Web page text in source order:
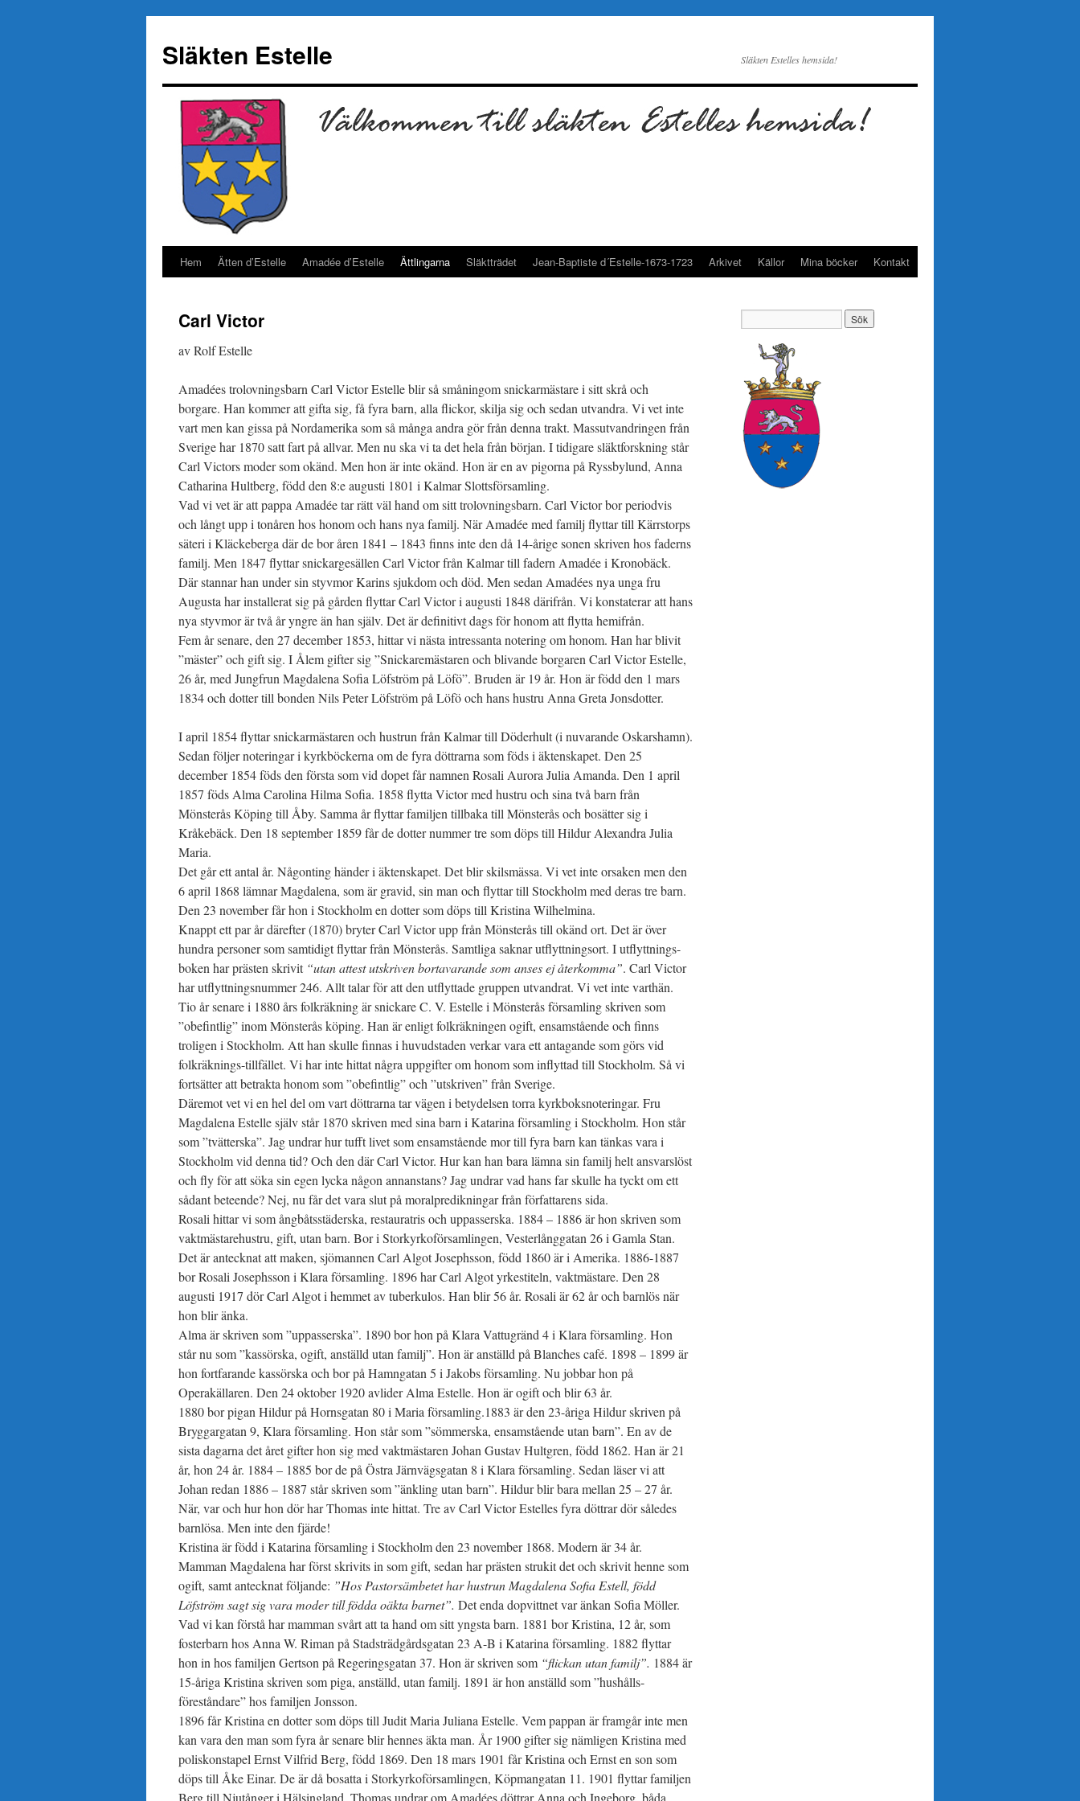
innehåll
Släkten Estelle Släkten Estelles hemsida!
Hem Ätten d’Estelle Amadée d’Estelle Ättlingarna Släktträdet Jean-Baptiste d´Estelle-1673-1723 Arkivet Källor Mina böcker Kontakt
Carl Victor
av Rolf Estelle
Amadées trolovningsbarn Carl Victor Estelle blir så småningom snickarmästare i sitt skrå och
borgare. Han kommer att gifta sig, få fyra barn, alla flickor, skilja sig och sedan utvandra. Vi vet inte
vart men kan gissa på Nordamerika som så många andra gör från denna trakt. Massutvandringen från
Sverige har 1870 satt fart på allvar. Men nu ska vi ta det hela från början. I tidigare släktforskning står
Carl Victors moder som okänd. Men hon är inte okänd. Hon är en av pigorna på Ryssbylund, Anna
Catharina Hultberg, född den 8:e augusti 1801 i Kalmar Slottsförsamling.
Vad vi vet är att pappa Amadée tar rätt väl hand om sitt trolovningsbarn. Carl Victor bor periodvis
och långt upp i tonåren hos honom och hans nya familj. När Amadée med familj flyttar till Kärrstorps
säteri i Kläckeberga där de bor åren 1841 – 1843 finns inte den då 14-årige sonen skriven hos faderns
familj. Men 1847 flyttar snickargesällen Carl Victor från Kalmar till fadern Amadée i Kronobäck.
Där stannar han under sin styvmor Karins sjukdom och död. Men sedan Amadées nya unga fru
Augusta har installerat sig på gården flyttar Carl Victor i augusti 1848 därifrån. Vi konstaterar att hans
nya styvmor är två år yngre än han själv. Det är definitivt dags för honom att flytta hemifrån.
Fem år senare, den 27 december 1853, hittar vi nästa intressanta notering om honom. Han har blivit
”mäster” och gift sig. I Ålem gifter sig ”Snickaremästaren och blivande borgaren Carl Victor Estelle,
26 år, med Jungfrun Magdalena Sofia Löfström på Löfö”. Bruden är 19 år. Hon är född den 1 mars
1834 och dotter till bonden Nils Peter Löfström på Löfö och hans hustru Anna Greta Jonsdotter.
I april 1854 flyttar snickarmästaren och hustrun från Kalmar till Döderhult (i nuvarande Oskarshamn).
Sedan följer noteringar i kyrkböckerna om de fyra döttrarna som föds i äktenskapet. Den 25
december 1854 föds den första som vid dopet får namnen Rosali Aurora Julia Amanda. Den 1 april
1857 föds Alma Carolina Hilma Sofia. 1858 flytta Victor med hustru och sina två barn från
Mönsterås Köping till Åby. Samma år flyttar familjen tillbaka till Mönsterås och bosätter sig i
Kråkebäck. Den 18 september 1859 får de dotter nummer tre som döps till Hildur Alexandra Julia
Maria.
Det går ett antal år. Någonting händer i äktenskapet. Det blir skilsmässa. Vi vet inte orsaken men den
6 april 1868 lämnar Magdalena, som är gravid, sin man och flyttar till Stockholm med deras tre barn.
Den 23 november får hon i Stockholm en dotter som döps till Kristina Wilhelmina.
Knappt ett par år därefter (1870) bryter Carl Victor upp från Mönsterås till okänd ort. Det är över
hundra personer som samtidigt flyttar från Mönsterås. Samtliga saknar utflyttningsort. I utflyttnings-
boken har prästen skrivit “utan attest utskriven bortavarande som anses ej återkomma”. Carl Victor
har utflyttningsnummer 246. Allt talar för att den utflyttade gruppen utvandrat. Vi vet inte varthän.
Tio år senare i 1880 års folkräkning är snickare C. V. Estelle i Mönsterås församling skriven som
”obefintlig” inom Mönsterås köping. Han är enligt folkräkningen ogift, ensamstående och finns
troligen i Stockholm. Att han skulle finnas i huvudstaden verkar vara ett antagande som görs vid
folkräknings-tillfället. Vi har inte hittat några uppgifter om honom som inflyttad till Stockholm. Så vi
fortsätter att betrakta honom som ”obefintlig” och ”utskriven” från Sverige.
Däremot vet vi en hel del om vart döttrarna tar vägen i betydelsen torra kyrkboksnoteringar. Fru
Magdalena Estelle själv står 1870 skriven med sina barn i Katarina församling i Stockholm. Hon står
som ”tvätterska”. Jag undrar hur tufft livet som ensamstående mor till fyra barn kan tänkas vara i
Stockholm vid denna tid? Och den där Carl Victor. Hur kan han bara lämna sin familj helt ansvarslöst
och fly för att söka sin egen lycka någon annanstans? Jag undrar vad hans far skulle ha tyckt om ett
sådant beteende? Nej, nu får det vara slut på moralpredikningar från författarens sida.
Rosali hittar vi som ångbåtsstäderska, restauratris och uppasserska. 1884 – 1886 är hon skriven som
vaktmästarehustru, gift, utan barn. Bor i Storkyrkoförsamlingen, Vesterlånggatan 26 i Gamla Stan.
Det är antecknat att maken, sjömannen Carl Algot Josephsson, född 1860 är i Amerika. 1886-1887
bor Rosali Josephsson i Klara församling. 1896 har Carl Algot yrkestiteln, vaktmästare. Den 28
augusti 1917 dör Carl Algot i hemmet av tuberkulos. Han blir 56 år. Rosali är 62 år och barnlös när
hon blir änka.
Alma är skriven som ”uppasserska”. 1890 bor hon på Klara Vattugränd 4 i Klara församling. Hon
står nu som ”kassörska, ogift, anställd utan familj”. Hon är anställd på Blanches café. 1898 – 1899 är
hon fortfarande kassörska och bor på Hamngatan 5 i Jakobs församling. Nu jobbar hon på
Operakällaren. Den 24 oktober 1920 avlider Alma Estelle. Hon är ogift och blir 63 år.
1880 bor pigan Hildur på Hornsgatan 80 i Maria församling.1883 är den 23-åriga Hildur skriven på
Bryggargatan 9, Klara församling. Hon står som ”sömmerska, ensamstående utan barn”. En av de
sista dagarna det året gifter hon sig med vaktmästaren Johan Gustav Hultgren, född 1862. Han är 21
år, hon 24 år. 1884 – 1885 bor de på Östra Järnvägsgatan 8 i Klara församling. Sedan läser vi att
Johan redan 1886 – 1887 står skriven som ”änkling utan barn”. Hildur blir bara mellan 25 – 27 år.
När, var och hur hon dör har Thomas inte hittat. Tre av Carl Victor Estelles fyra döttrar dör således
barnlösa. Men inte den fjärde!
Kristina är född i Katarina församling i Stockholm den 23 november 1868. Modern är 34 år.
Mamman Magdalena har först skrivits in som gift, sedan har prästen strukit det och skrivit henne som
ogift, samt antecknat följande: ”Hos Pastorsämbetet har hustrun Magdalena Sofia Estell, född
Löfström sagt sig vara moder till födda oäkta barnet”. Det enda dopvittnet var änkan Sofia Möller.
Vad vi kan förstå har mamman svårt att ta hand om sitt yngsta barn. 1881 bor Kristina, 12 år, som
fosterbarn hos Anna W. Riman på Stadsträdgårdsgatan 23 A-B i Katarina församling. 1882 flyttar
hon in hos familjen Gertson på Regeringsgatan 37. Hon är skriven som “flickan utan familj”. 1884 är
15-åriga Kristina skriven som piga, anställd, utan familj. 1891 är hon anställd som ”hushålls-
föreståndare” hos familjen Jonsson.
1896 får Kristina en dotter som döps till Judit Maria Juliana Estelle. Vem pappan är framgår inte men
kan vara den man som fyra år senare blir hennes äkta man. År 1900 gifter sig nämligen Kristina med
poliskonstapel Ernst Vilfrid Berg, född 1869. Den 18 mars 1901 får Kristina och Ernst en son som
döps till Åke Einar. De är då bosatta i Storkyrkoförsamlingen, Köpmangatan 11. 1901 flyttar familjen
Berg till Njutånger i Hälsingland. Thomas undrar om Amadées döttrar Anna och Ingeborg, båda